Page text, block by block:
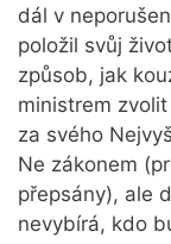
dál v
položil svůj
způsob, jak
ministrem
za svého
Ne zákonem
přepsány), ale
nevybírá, kdo